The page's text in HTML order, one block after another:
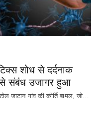
शोध से दर्दनाक
से संबंध उजागर हुआ
जाटान गांव की कीर्ति बामल, जो…